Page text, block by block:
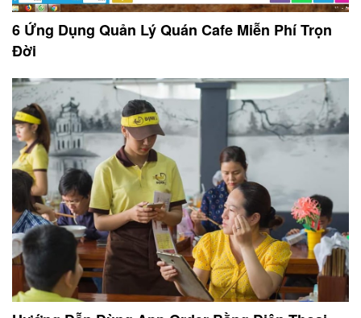
6 Ứng Dụng Quản Lý Quán Cafe Miễn Phí Trọn
Đời